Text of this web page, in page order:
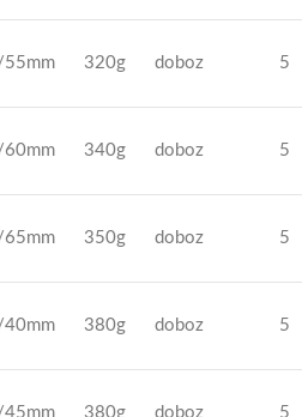
320g doboz 5
340g doboz 5
350g doboz 5
380g doboz 5
380g doboz 5